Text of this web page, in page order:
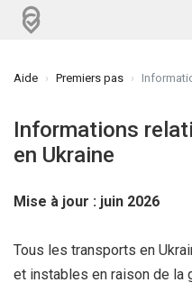
Aide Premiers pas
Informations
en Ukraine
Mise à jour : juin 2026
Tous les transports en
et instables en raison de la